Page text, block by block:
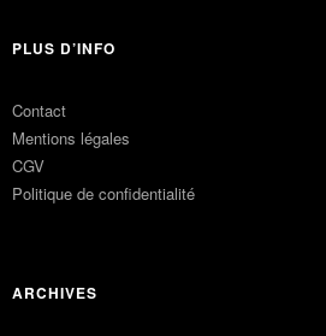
PLUS D’INFO
Contact
Mentions légales
CGV
Politique de confidentialité
ARCHIVES